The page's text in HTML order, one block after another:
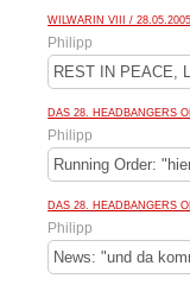
WILWARIN VIII /
Philipp
REST IN PEACE,
DAS 28. HEADBANGERS
Philipp
Running Order:
DAS 28. HEADBANGERS
Philipp
News: "und da